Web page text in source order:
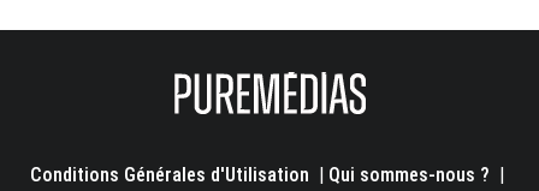
Conditions Générales d'Utilisation | Qui sommes-nous ? |